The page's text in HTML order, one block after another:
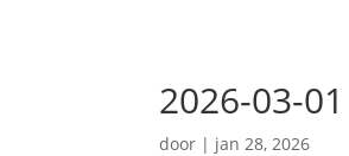
2026-03-01
door | jan 28, 2026